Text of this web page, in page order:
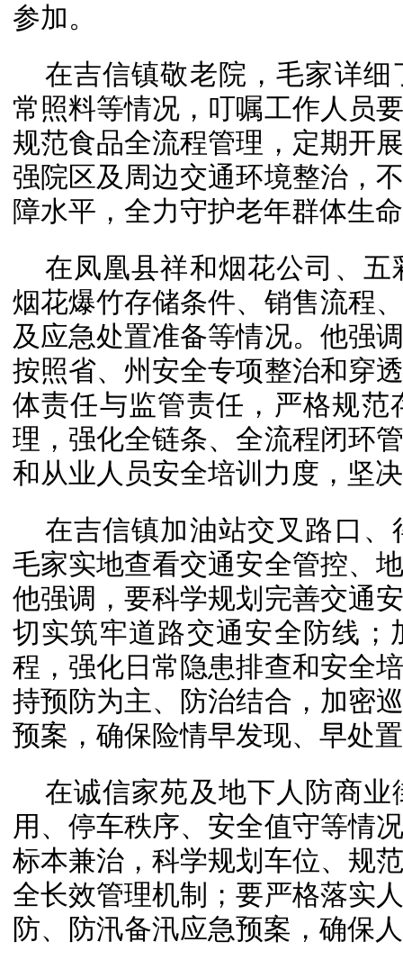
参加。
在吉信镇敬老院，毛家详
常照料等情况，叮嘱工作人员
规范食品全流程管理，定期开
强院区及周边交通环境整治，
障水平，全力守护老年群体生
在凤凰县祥和烟花公司、
烟花爆竹存储条件、销售流程
及应急处置准备等情况。他强
按照省、州安全专项整治和穿
体责任与监管责任，严格规
理，强化全链条、全流程闭环
和从业人员安全培训力度，坚
在吉信镇加油站交叉路口
毛家实地查看交通安全管控、
他强调，要科学规划完善交通
切实筑牢道路交通安全防线
程，强化日常隐患排查和安全
持预防为主、防治结合，加密
预案，确保险情早发现、早处
在诚信家苑及地下人防商
用、停车秩序、安全值守等情
标本兼治，科学规划车位、规
全长效管理机制；要严格落实
防、防汛备汛应急预案，确保